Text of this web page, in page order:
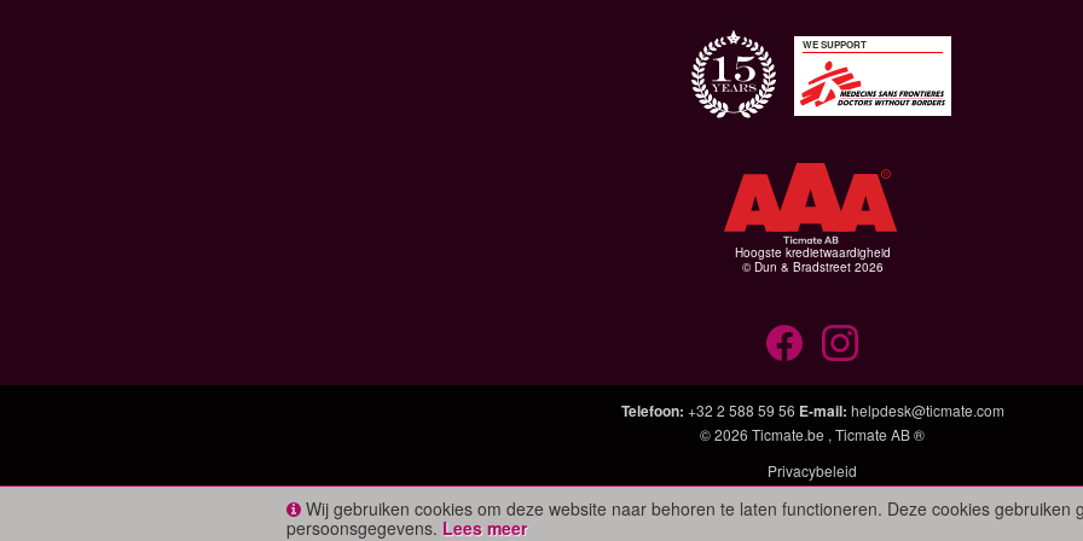
WE SUPPORT
Hoogste kredietwaardigheid
© Dun & Bradstreet 2026
Telefoon: +32 2 588 59 56 E-mail: helpdesk@ticmate.com
© 2026 Ticmate.be , Ticmate AB ®
Privacybeleid
Wij gebruiken cookies om deze website naar behoren te laten functioneren. Deze cookies gebruiken
persoonsgegevens. Lees meer